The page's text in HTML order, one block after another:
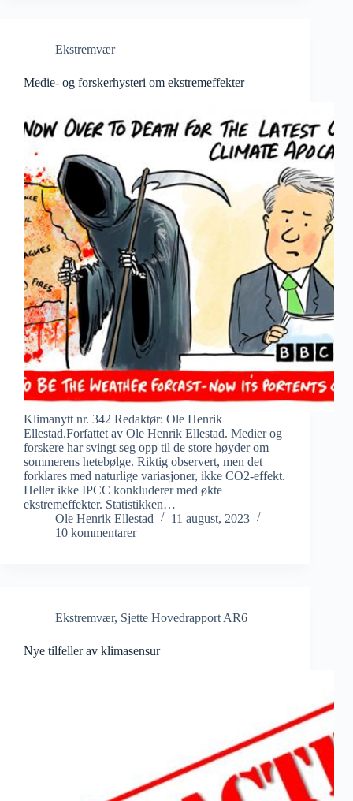
Ekstremvær
Medie- og forskerhysteri om ekstremeffekter
Klimanytt nr. 342 Redaktør: Ole Henrik
Ellestad.Forfattet av Ole Henrik Ellestad. Medier og
forskere har svingt seg opp til de store høyder om
sommerens hetebølge. Riktig observert, men det
forklares med naturlige variasjoner, ikke CO2-effekt.
Heller ikke IPCC konkluderer med økte
ekstremeffekter. Statistikken…
Ole Henrik Ellestad
11 august, 2023
10 kommentarer
Ekstremvær, Sjette Hovedrapport AR6
Nye tilfeller av klimasensur